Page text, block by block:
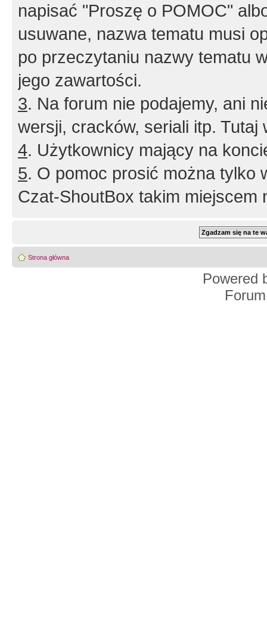
napisać "Proszę o POMOC"
usuwane, nazwa tematu musi
po przeczytaniu nazwy tematu
jego zawartości.
3. Na forum nie podajemy, ani
wersji, cracków, seriali itp. Tutaj
4. Użytkownicy mający na
5. O pomoc prosić można tylko
Czat-ShoutBox takim miejscem
Strona główna
Powered